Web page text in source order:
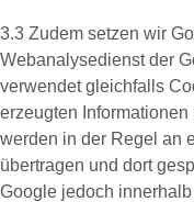
3.3 Zudem setzen wir
Webanalysedienst der
verwendet gleichfalls
erzeugten
werden in der Regel an
übertragen und dort
Google jedoch